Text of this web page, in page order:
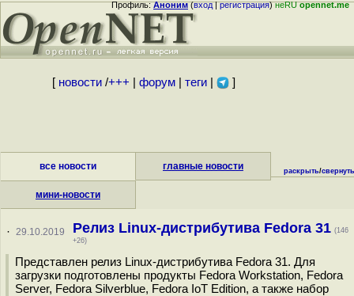
Профиль:Аноним(вход|регистрация)неRUopennet.me
[ новости/+++ форум| теги| ]
все новости главные новости
мини-новости
раскрыть/свернуть
· 29.10.2019 Релиз Linux-дистрибутива Fedora 31 (146
+26)
Представлен релиз Linux-дистрибутива Fedora 31. Для
загрузки подготовлены продукты Fedora Workstation, Fedora
Server, Fedora Silverblue, Fedora IoT Edition, а также набор